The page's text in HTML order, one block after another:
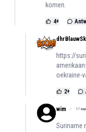
komen.
4+
https://
oekraine-
2+
wim 17
Suriname